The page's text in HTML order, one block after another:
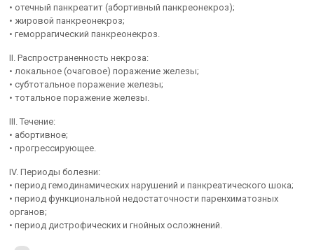
• отечный панкреатит (абортивный панкреонекроз);
• жировой панкреонекроз;
• геморрагический панкреонекроз.
II. Распространенность некроза:
• локальное (очаговое) поражение железы;
• субтотальное поражение железы;
• тотальное поражение железы.
III. Течение:
• абортивное;
• прогрессирующее.
IV. Периоды болезни:
• период гемодинамических нарушений и панкреатического шока;
• период функциональной недостаточности паренхиматозных
органов;
• период дистрофических и гнойных осложнений.